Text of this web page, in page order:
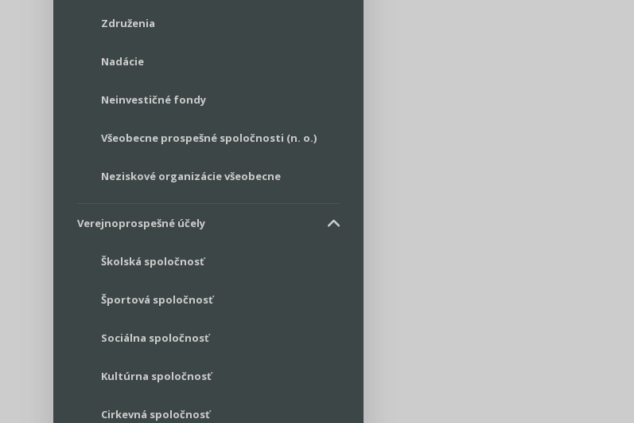
Združenia
Nadácie
Neinvestičné fondy
Všeobecne prospešné spoločnosti (n. o.)
Neziskové organizácie všeobecne
Verejnoprospešné účely
Školská spoločnosť
Športová spoločnosť
Sociálna spoločnosť
Kultúrna spoločnosť
Cirkevná spoločnosť